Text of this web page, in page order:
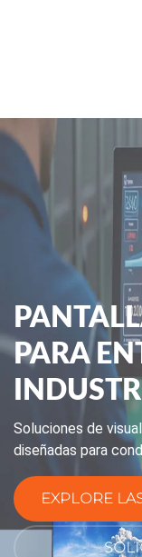
PARA
Soluciones de
diseñadas para
EXPLORE